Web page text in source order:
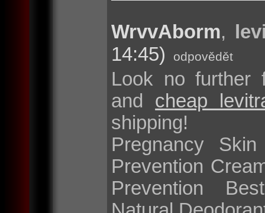
WrvvAborm,
14:45)
odpovědět
Look no further
and cheap
shipping!
Pregnancy
Prevention
Prevention